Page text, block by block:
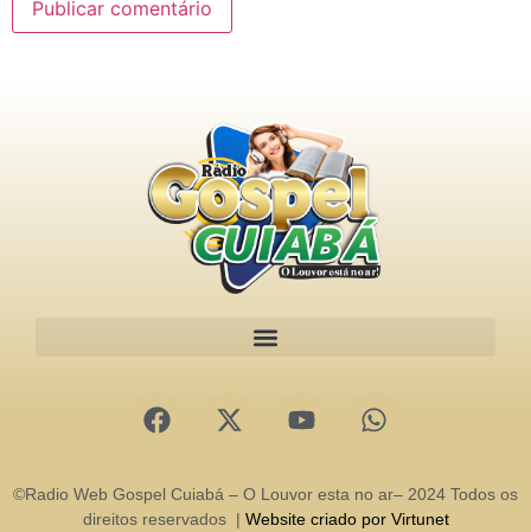
©Radio Web Gospel Cuiabá – O Louvor esta no ar– 2024 Todos os
direitos reservados | Website criado por Virtunet